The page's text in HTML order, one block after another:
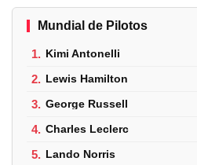
Mundial de Pilotos
1. Kimi Antonelli
2. Lewis Hamilton
3. George Russell
4. Charles Leclerc
5. Lando Norris